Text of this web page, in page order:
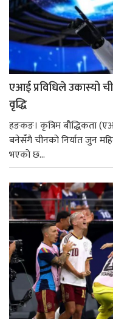
एआई प्रविधिले उकास्यो
वृद्धि
हङकङ। कृत्रिम बौद्धिकता
बनेसँगै चीनको निर्यात जुन
भएको छ...